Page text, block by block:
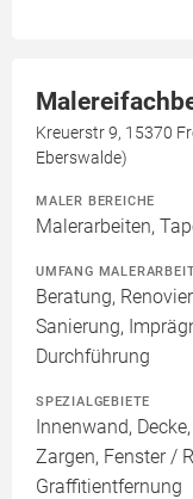
Kreuerstr 9, 15370
Eberswalde)
MALER BEREICHE
Malerarbeiten,
UMFANG
Beratung,
Sanierung,
Durchführung
SPEZIALGEBIETE
Innenwand,
Zargen, Fenster /
Graffitientfernung